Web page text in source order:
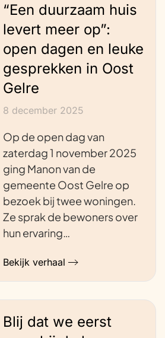
“Een duurzaam huis
levert meer op”:
open dagen en leuke
gesprekken in Oost
Gelre
8 december 2025
Op de open dag van
zaterdag 1 november 2025
ging Manon van de
gemeente Oost Gelre op
bezoek bij twee woningen.
Ze sprak de bewoners over
hun ervaring…
Bekijk verhaal
Blij dat we eerst